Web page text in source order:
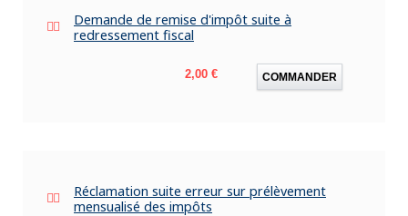
Demande de remise d'impôt suite à
redressement fiscal
Prix
2,00 € COMMANDER
Réclamation suite erreur sur prélèvement
mensualisé des impôts